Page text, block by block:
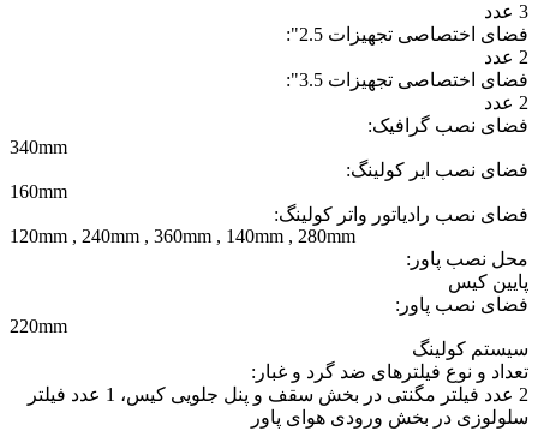
فضای اختصاصی تجهیزات 2.5":
فضای اختصاصی تجهیزات 3.5":
فضای نصب گرافیک:
340mm
فضای نصب ایر کولینگ:
160mm
فضای نصب رادیاتور واتر کولینگ:
120mm , 240mm , 360mm , 140mm , 280mm
محل نصب پاور:
پایین کیس
فضای نصب پاور:
220mm
سیستم کولینگ
تعداد و نوع فیلترهای ضد گرد و غبار:
2 عدد فیلتر مگنتی در بخش سقف و پنل جلویی کیس، 1 عدد فیلتر
سلولوزی در بخش ورودی هوای پاور